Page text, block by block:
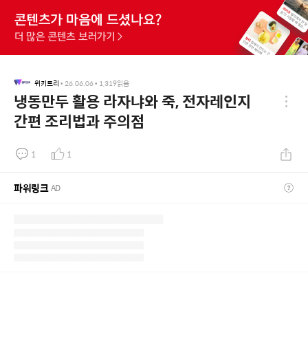
위키트리 • 26.06.06• 1,319읽음
냉동만두 활용 라자냐와 죽, 전자레인지
간편 조리법과 주의점
1 1
파워링크AD